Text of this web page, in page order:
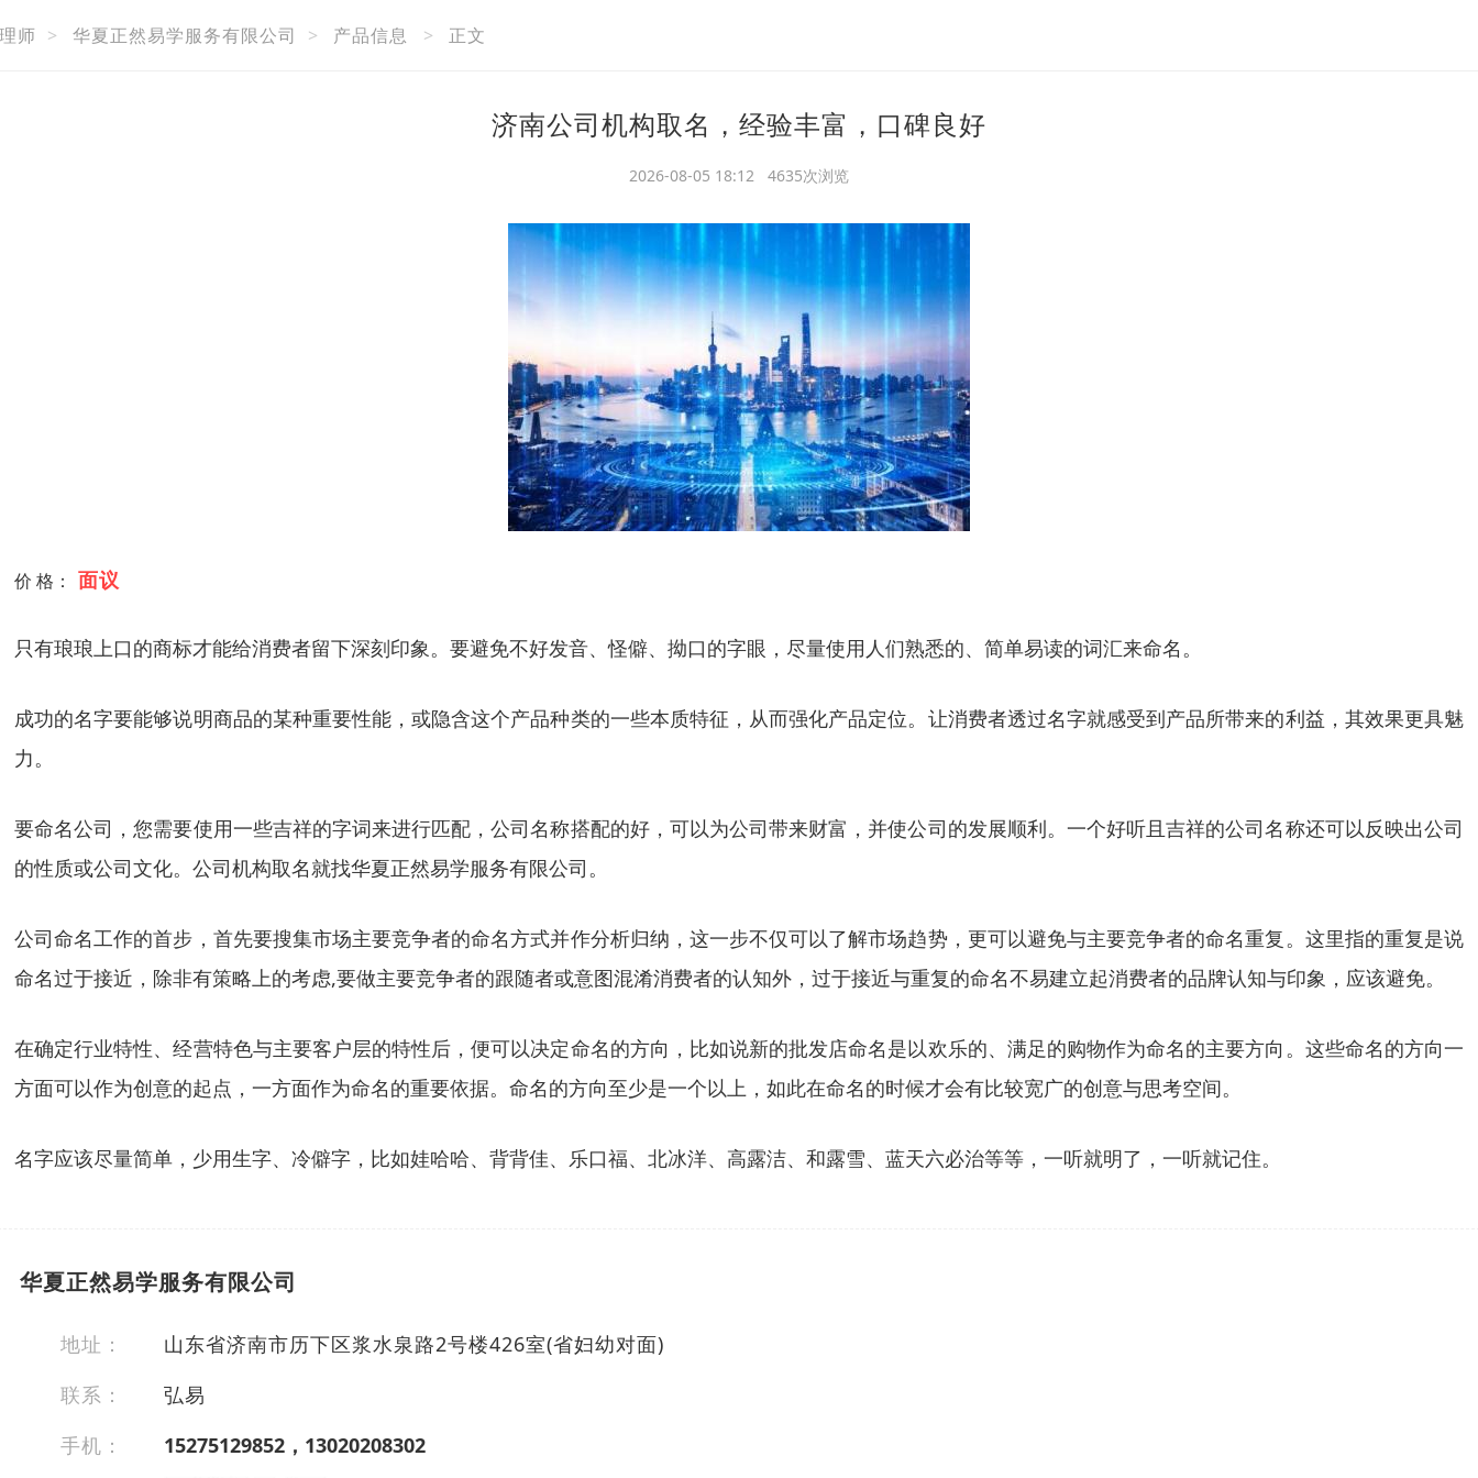
师 > 华夏正然易学服务有限公司 > 产品信息 > 正文
济南公司机构取名，经验丰富，口碑良好
2026-08-05 18:12 4635次浏览
价 格： 面议
只有琅琅上口的商标才能给消费者留下深刻印象。要避免不好发音、怪僻、拗口的字眼，尽量使用人们熟悉的、简单易读的词汇来命名。
成功的名字要能够说明商品的某种重要性能，或隐含这个产品种类的一些本质特征，从而强化产品定位。让消费者透过名字就感受到产品所带来的利益，其效果更具魅
力。
要命名公司，您需要使用一些吉祥的字词来进行匹配，公司名称搭配的好，可以为公司带来财富，并使公司的发展顺利。一个好听且吉祥的公司名称还可以反映出公司
的性质或公司文化。公司机构取名就找华夏正然易学服务有限公司。
公司命名工作的首步，首先要搜集市场主要竞争者的命名方式并作分析归纳，这一步不仅可以了解市场趋势，更可以避免与主要竞争者的命名重复。这里指的重复是说
命名过于接近，除非有策略上的考虑,要做主要竞争者的跟随者或意图混淆消费者的认知外，过于接近与重复的命名不易建立起消费者的品牌认知与印象，应该避免。
在确定行业特性、经营特色与主要客户层的特性后，便可以决定命名的方向，比如说新的批发店命名是以欢乐的、满足的购物作为命名的主要方向。这些命名的方向一
方面可以作为创意的起点，一方面作为命名的重要依据。命名的方向至少是一个以上，如此在命名的时候才会有比较宽广的创意与思考空间。
名字应该尽量简单，少用生字、冷僻字，比如娃哈哈、背背佳、乐口福、北冰洋、高露洁、和露雪、蓝天六必治等等，一听就明了，一听就记住。
华夏正然易学服务有限公司
地址：
山东省济南市历下区浆水泉路2号楼426室(省妇幼对面)
联系：
弘易
手机：
15275129852，13020208302